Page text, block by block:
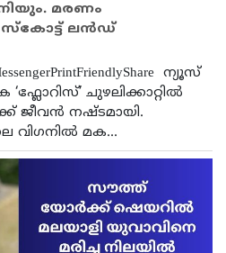
മരണം
ലൻഡ്
ന്യൂസ്
ചുഴലിക്കാറ്റിൽ
ജീവൻ നഷ്ടമായി.
വിഗനിൽ മക...